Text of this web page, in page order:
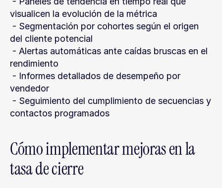
visualicen la evolución de la métrica
del cliente potencial
rendimiento
vendedor
contactos programados
Cómo implementar mejoras en la
tasa de cierre